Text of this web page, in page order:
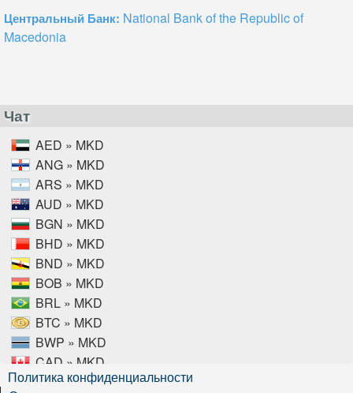
Центральный Банк: National Bank of the Republic of
Macedonia
Чат
AED » MKD
ANG » MKD
ARS » MKD
AUD » MKD
BGN » MKD
BHD » MKD
BND » MKD
BOB » MKD
BRL » MKD
BTC » MKD
BWP » MKD
CAD » MKD
CHF » MKD
Политика конфиденциальности